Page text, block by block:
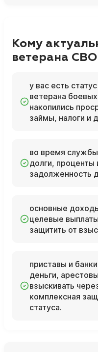
Кому
ветерана СВО
у вас есть
ветерана
накопились
займы, налоги и
во время
долги, проценты
задолженность
основные
целевые
защитить от
приставы и
деньги,
взыскивать
комплексная
статуса.